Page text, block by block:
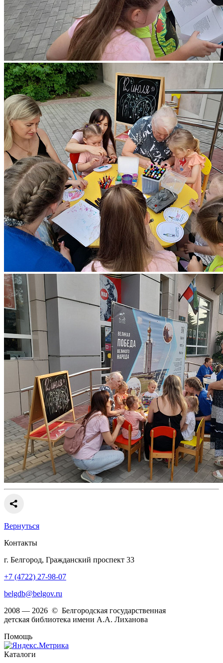
Вернуться
Контакты
г. Белгород, Гражданский проспект 33
+7 (4722) 27-98-07
belgdb@belgov.ru
2008 — 2026 © Белгородская государственная
детская библиотека имени А.А. Лиханова
Помощь
Каталоги